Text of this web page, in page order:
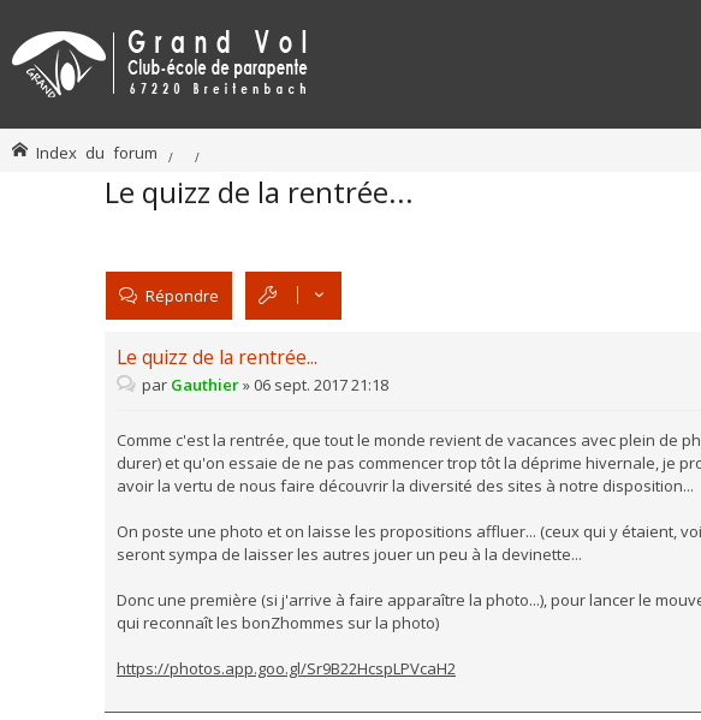
Index du forum
Le quizz de la rentrée...
Répondre
Le quizz de la rentrée...
par Gauthier» 06 sept. 2017 21:18
Comme c'est la rentrée, que tout le monde revient de vacances avec plein de
durer) et qu'on essaie de ne pas commencer trop tôt la déprime hivernale, je
avoir la vertu de nous faire découvrir la diversité des sites à notre disposition...
On poste une photo et on laisse les propositions affluer... (ceux qui y étaient,
seront sympa de laisser les autres jouer un peu à la devinette...
Donc une première (si j'arrive à faire apparaître la photo...), pour lancer le
qui reconnaît les bonZhommes sur la photo)
https://photos.app.goo.gl/Sr9B22HcspLPVcaH2